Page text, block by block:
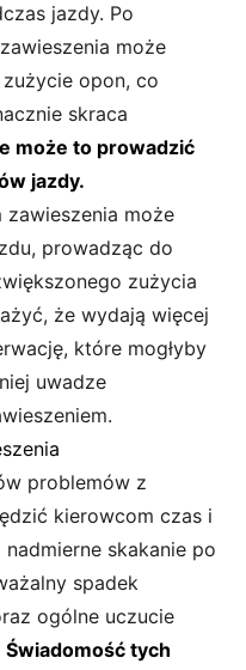
jazdy. Po
może
opon, co
skraca
może to prowadzić
jazdy.
może
prowadząc do
zużycia
że wydają więcej
które mogłyby
uwadze
problemów z
kierowcom czas i
skakanie po
spadek
ogólne uczucie
Świadomość tych